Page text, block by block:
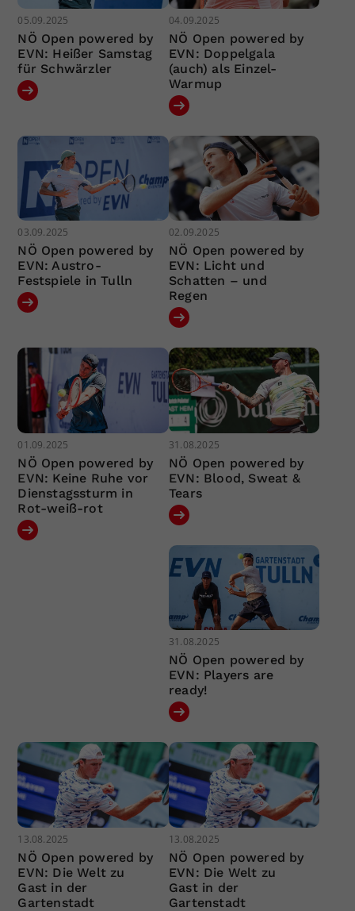
05.09.2025
NÖ Open powered by
EVN: Heißer Samstag
für Schwärzler
04.09.2025
NÖ Open powered by
EVN: Doppelgala
(auch) als Einzel-
Warmup
03.09.2025
NÖ Open powered by
EVN: Austro-
Festspiele in Tulln
02.09.2025
NÖ Open powered by
EVN: Licht und
Schatten – und
Regen
01.09.2025
NÖ Open powered by
EVN: Keine Ruhe vor
Dienstagssturm in
Rot-weiß-rot
31.08.2025
NÖ Open powered by
EVN: Blood, Sweat &
Tears
31.08.2025
NÖ Open powered by
EVN: Players are
ready!
13.08.2025
NÖ Open powered by
EVN: Die Welt zu
Gast in der
Gartenstadt
13.08.2025
NÖ Open powered by
EVN: Die Welt zu
Gast in der
Gartenstadt